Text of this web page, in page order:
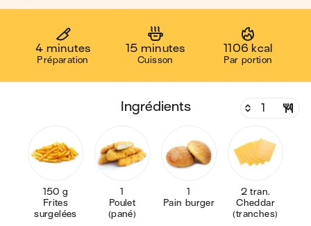
4 minutes
Préparation
15 minutes
Cuisson
1106 kcal
Par portion
ingrédients
150 g
Frites
surgelées
1
Poulet
(pané)
1
Pain burger
2 tran.
Cheddar
(tranches)